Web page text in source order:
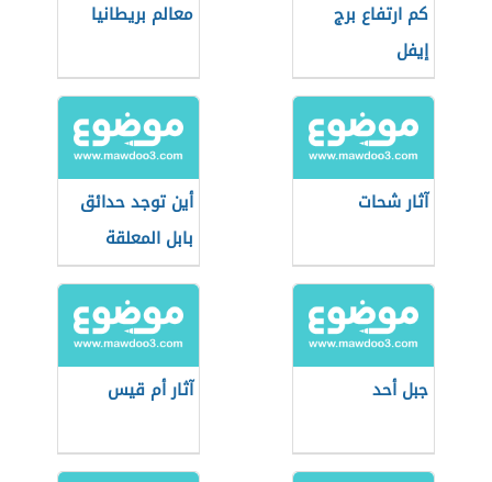
كم ارتفاع برج
إيفل
معالم بريطانيا
آثار شحات
أين توجد حدائق
بابل المعلقة
جبل أحد آثار أم قيس